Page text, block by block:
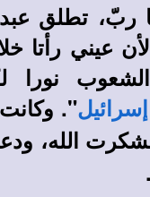
ربّ، تطلق
عيني رأتا
نورا
إسرائيل". وكانت
الله،
.